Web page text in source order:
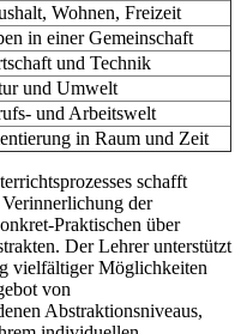
Wohnen, Freizeit
in einer Gemeinschaft
und Technik
und Umwelt
und Arbeitswelt
in Raum und Zeit
schafft
der
Praktischen über
Der Lehrer unterstützt
vielfältiger Möglichkeiten
von
Abstraktionsniveaus,